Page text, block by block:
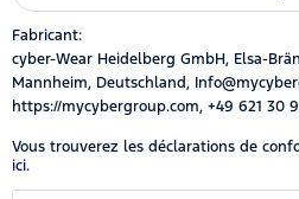
Fabricant:
cyber-Wear Heidelberg GmbH, Elsa-
Mannheim, Deutschland,
https://mycybergroup.com, +49 621 30
Vous trouverez les déclarations de
ici.